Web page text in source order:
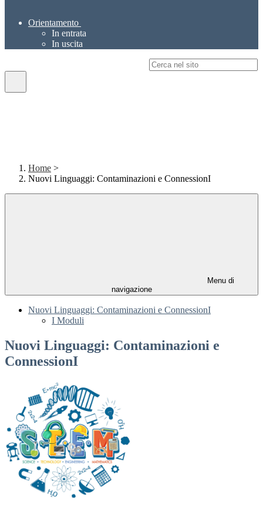
Orientamento
In entrata
In uscita
Home >
Nuovi Linguaggi: Contaminazioni e ConnessionI
Menu di
navigazione
Nuovi Linguaggi: Contaminazioni e ConnessionI
I Moduli
Nuovi Linguaggi: Contaminazioni e
ConnessionI